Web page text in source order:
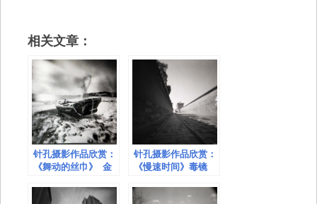
相关文章：
针孔摄影作品欣赏：
《舞动的丝巾》 金
针孔摄影作品欣赏：
《慢速时间》毒镜